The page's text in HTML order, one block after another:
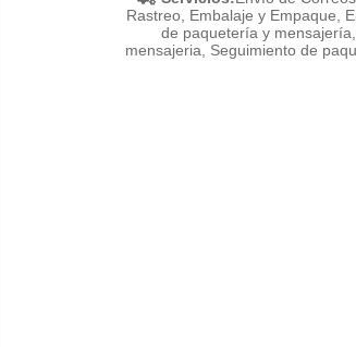
Rastreo, Embalaje y Empaque,
de paquetería y
mensajeria, Seguimiento de